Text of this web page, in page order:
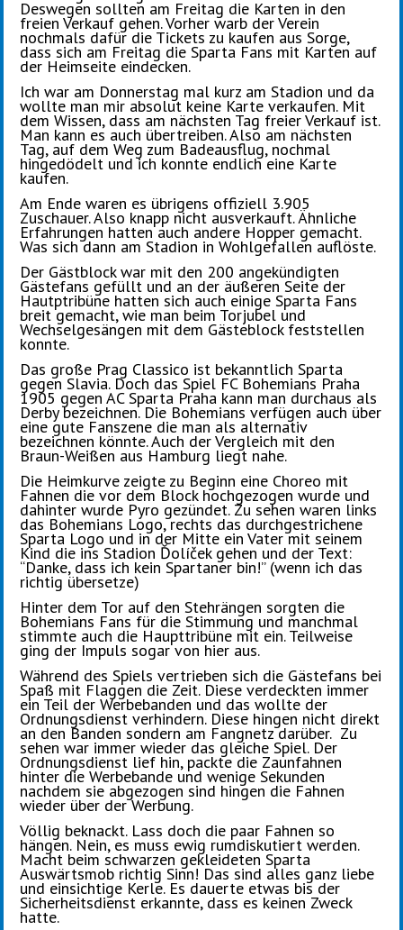
Deswegen sollten am Freitag die Karten in den
freien Verkauf gehen. Vorher warb der Verein
nochmals dafür die Tickets zu kaufen aus Sorge,
dass sich am Freitag die Sparta Fans mit Karten auf
der Heimseite eindecken.
Ich war am Donnerstag mal kurz am Stadion und da
wollte man mir absolut keine Karte verkaufen. Mit
dem Wissen, dass am nächsten Tag freier Verkauf ist.
Man kann es auch übertreiben. Also am nächsten
Tag, auf dem Weg zum Badeausflug, nochmal
hingedödelt und ich konnte endlich eine Karte
kaufen.
Am Ende waren es übrigens offiziell 3.905
Zuschauer. Also knapp nicht ausverkauft. Ähnliche
Erfahrungen hatten auch andere Hopper gemacht.
Was sich dann am Stadion in Wohlgefallen auflöste.
Der Gästblock war mit den 200 angekündigten
Gästefans gefüllt und an der äußeren Seite der
Hautptribüne hatten sich auch einige Sparta Fans
breit gemacht, wie man beim Torjubel und
Wechselgesängen mit dem Gästeblock feststellen
konnte.
Das große Prag Classico ist bekanntlich Sparta
gegen Slavia. Doch das Spiel FC Bohemians Praha
1905 gegen AC Sparta Praha kann man durchaus als
Derby bezeichnen. Die Bohemians verfügen auch über
eine gute Fanszene die man als alternativ
bezeichnen könnte. Auch der Vergleich mit den
Braun-Weißen aus Hamburg liegt nahe.
Die Heimkurve zeigte zu Beginn eine Choreo mit
Fahnen die vor dem Block hochgezogen wurde und
dahinter wurde Pyro gezündet. Zu sehen waren links
das Bohemians Logo, rechts das durchgestrichene
Sparta Logo und in der Mitte ein Vater mit seinem
Kind die ins Stadion Ďolíček gehen und der Text:
“Danke, dass ich kein Spartaner bin!” (wenn ich das
richtig übersetze)
Hinter dem Tor auf den Stehrängen sorgten die
Bohemians Fans für die Stimmung und manchmal
stimmte auch die Haupttribüne mit ein. Teilweise
ging der Impuls sogar von hier aus.
Während des Spiels vertrieben sich die Gästefans bei
Spaß mit Flaggen die Zeit. Diese verdeckten immer
ein Teil der Werbebanden und das wollte der
Ordnungsdienst verhindern. Diese hingen nicht direkt
an den Banden sondern am Fangnetz darüber. Zu
sehen war immer wieder das gleiche Spiel. Der
Ordnungsdienst lief hin, packte die Zaunfahnen
hinter die Werbebande und wenige Sekunden
nachdem sie abgezogen sind hingen die Fahnen
wieder über der Werbung.
Völlig beknackt. Lass doch die paar Fahnen so
hängen. Nein, es muss ewig rumdiskutiert werden.
Macht beim schwarzen gekleideten Sparta
Auswärtsmob richtig Sinn! Das sind alles ganz liebe
und einsichtige Kerle. Es dauerte etwas bis der
Sicherheitsdienst erkannte, dass es keinen Zweck
hatte.